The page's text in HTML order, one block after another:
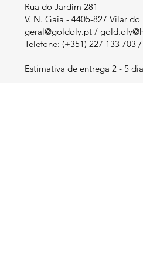
Rua do Jardim 281
V. N. Gaia - 4405-827 Vilar do
geral@goldoly.pt/
Telefone: (+351) 227 133 703
Estimativa de entrega 2 - 5